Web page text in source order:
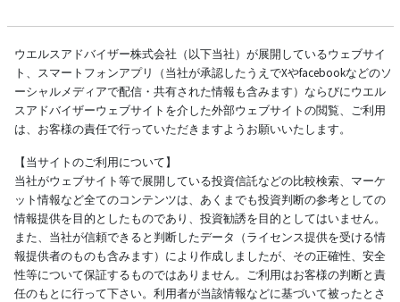
ウエルスアドバイザー株式会社（以下当社）が展開しているウェブサイ
ト、スマートフォンアプリ（当社が承認したうえでXやfacebookなどのソ
ーシャルメディアで配信・共有された情報も含みます）ならびにウエル
スアドバイザーウェブサイトを介した外部ウェブサイトの閲覧、ご利用
は、お客様の責任で行っていただきますようお願いいたします。
【当サイトのご利用について】
当社がウェブサイト等で展開している投資信託などの比較検索、マーケ
ット情報など全てのコンテンツは、あくまでも投資判断の参考としての
情報提供を目的としたものであり、投資勧誘を目的としてはいません。
また、当社が信頼できると判断したデータ（ライセンス提供を受ける情
報提供者のものも含みます）により作成しましたが、その正確性、安全
性等について保証するものではありません。ご利用はお客様の判断と責
任のもとに行って下さい。利用者が当該情報などに基づいて被ったとさ